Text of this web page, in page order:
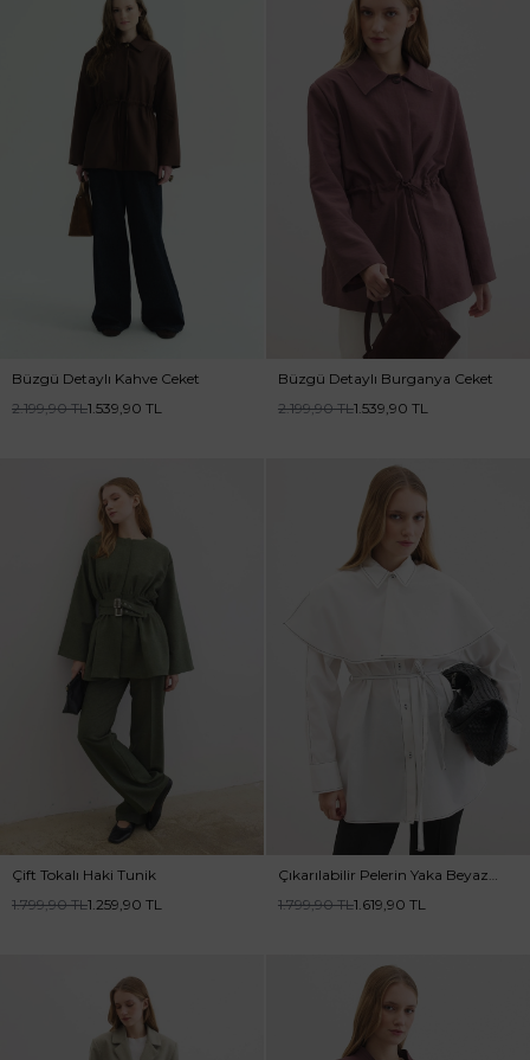
Büzgü Detaylı Kahve Ceket
2.199,90TL1.539,90 TL
Büzgü Detaylı Burganya Ceket
2.199,90TL1.539,90 TL
Çift Tokalı Haki Tunik
1.799,90TL1.259,90 TL
Çıkarılabilir Pelerin Yaka Beyaz
1.799,90TL1.619,90 TL